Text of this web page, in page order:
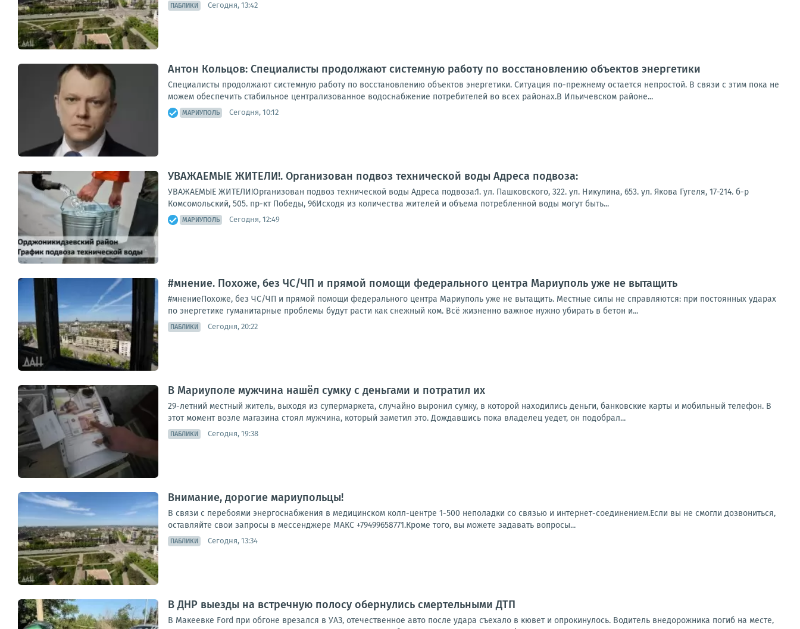
ПАБЛИКИ Сегодня, 13:42
Антон Кольцов: Специалисты продолжают системную работу по восстановлению объектов энергетики
Специалисты продолжают системную работу по восстановлению объектов энергетики. Ситуация по-прежнему остается непростой. В связи с этим пока не
можем обеспечить стабильное централизованное водоснабжение потребителей во всех районах.В Ильичевском районе...
МАРИУПОЛЬ Сегодня, 10:12
УВАЖАЕМЫЕ ЖИТЕЛИ!. Организован подвоз технической воды Адреса подвоза:
УВАЖАЕМЫЕ ЖИТЕЛИ!Организован подвоз технической воды Адреса подвоза:1. ул. Пашковского, 322. ул. Никулина, 653. ул. Якова Гугеля, 17-214. б-р
Комсомольский, 505. пр-кт Победы, 96Исходя из количества жителей и объема потребленной воды могут быть...
МАРИУПОЛЬ Сегодня, 12:49
#мнение. Похоже, без ЧС/ЧП и прямой помощи федерального центра Мариуполь уже не вытащить
#мнениеПохоже, без ЧС/ЧП и прямой помощи федерального центра Мариуполь уже не вытащить. Местные силы не справляются: при постоянных ударах
по энергетике гуманитарные проблемы будут расти как снежный ком. Всё жизненно важное нужно убирать в бетон и...
ПАБЛИКИ Сегодня, 20:22
В Мариуполе мужчина нашёл сумку с деньгами и потратил их
29-летний местный житель, выходя из супермаркета, случайно выронил сумку, в которой находились деньги, банковские карты и мобильный телефон. В
этот момент возле магазина стоял мужчина, который заметил это. Дождавшись пока владелец уедет, он подобрал...
ПАБЛИКИ Сегодня, 19:38
Внимание, дорогие мариупольцы!
В связи с перебоями энергоснабжения в медицинском колл-центре 1-500 неполадки со связью и интернет-соединением.Если вы не смогли дозвониться,
оставляйте свои запросы в мессенджере МАКС +79499658771.Кроме того, вы можете задавать вопросы...
ПАБЛИКИ Сегодня, 13:34
В ДНР выезды на встречную полосу обернулись смертельными ДТП
В Макеевке Ford при обгоне врезался в УАЗ, отечественное авто после удара съехало в кювет и опрокинулось. Водитель внедорожника погиб на месте,